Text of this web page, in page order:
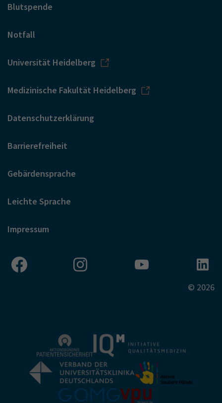
Blutspende
Notfall
Universität Heidelberg
Medizinische Fakultät Heidelberg
Datenschutzerklärung
Barrierefreiheit
Gebärdensprache
Leichte Sprache
Impressum
© 2026